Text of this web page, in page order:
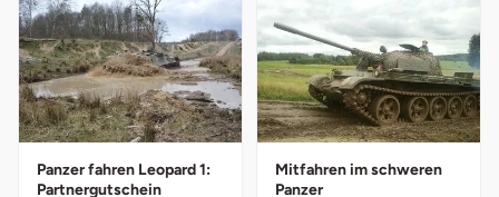
Panzer fahren Leopard 1:
Partnergutschein
Mitfahren im schweren
Panzer
Dortmund
Dresden